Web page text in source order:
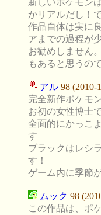
かリアルだし！
作品自体は実に
アまでの過程が
お勧めしません
もあると思うの
アル 98 (2010-
完全新作ポケモ
お初の女性博士
全面的にかっこ
す
ブラックはレシ
す！
ゲーム内に季節
ムック 98
この作品は、ポ